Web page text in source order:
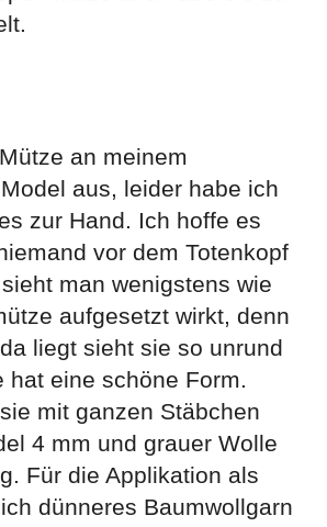
an meinem
aus, leider habe ich
zur Hand. Ich hoffe es
vor dem Totenkopf
man wenigstens wie
aufgesetzt wirkt, denn
liegt sieht sie so unrund
hat eine schöne Form.
mit ganzen Stäbchen
4 mm und grauer Wolle
Für die Applikation als
dünneres Baumwollgarn